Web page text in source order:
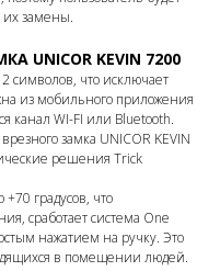
их замены.
KEVIN 7200
символов, что исключает
из мобильного приложения
канал WI-FI или Bluetooth.
замка UNICOR KEVIN
решения Trick
градусов, что
сработает система One
нажатием на ручку. Это
в помещении людей.